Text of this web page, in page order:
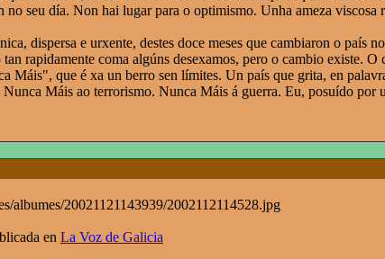
seu día. Non hai lugar para o optimismo. Unha ameza viscosa
dispersa e urxente, destes doce meses que cambiaron o país
rapidamente coma algúns desexamos, pero o cambio existe.
Máis", que é xa un berro sen límites. Un país que grita, en
Nunca Máis ao terrorismo. Nunca Máis á guerra. Eu, posuído
en La Voz de Galicia